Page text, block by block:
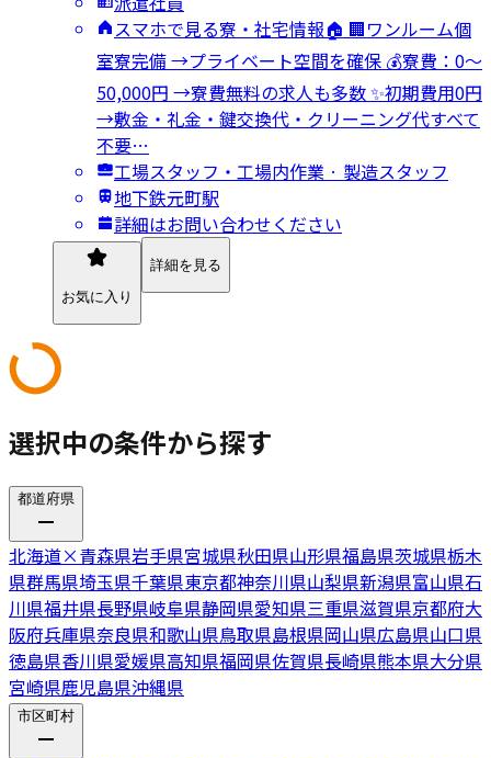
スマホで見る寮・社宅情報🏠 🏢ワンルーム個
室寮完備 →プライベート空間を確保 💰寮費：0～
50,000円 →寮費無料の求人も多数 ✨初期費用0円
→敷金・礼金・鍵交換代・クリーニング代すべて
不要…
工場スタッフ・工場内作業 · 製造スタッフ
地下鉄元町駅
詳細はお問い合わせください
お気に入り
詳細を見る
選択中の条件から探す
都道府県
北海道×青森県岩手県宮城県秋田県山形県福島県茨城県栃木
県群馬県埼玉県千葉県東京都神奈川県山梨県新潟県富山県石
川県福井県長野県岐阜県静岡県愛知県三重県滋賀県京都府大
阪府兵庫県奈良県和歌山県鳥取県島根県岡山県広島県山口県
徳島県香川県愛媛県高知県福岡県佐賀県長崎県熊本県大分県
宮崎県鹿児島県沖縄県
市区町村